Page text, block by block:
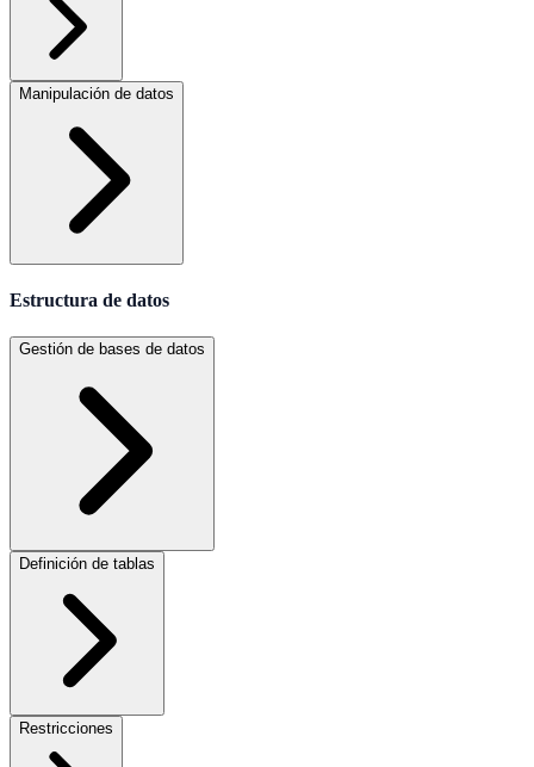
Manipulación de datos
Estructura de datos
Gestión de bases de datos
Definición de tablas
Restricciones